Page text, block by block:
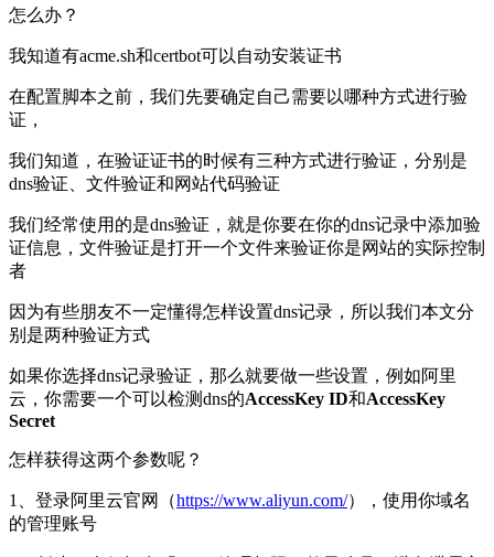
怎么办？
我知道有acme.sh和certbot可以自动安装证书
在配置脚本之前，我们先要确定自己需要以哪种方式进行验
证，
我们知道，在验证证书的时候有三种方式进行验证，分别是
dns验证、文件验证和网站代码验证
我们经常使用的是dns验证，就是你要在你的dns记录中添加验
证信息，文件验证是打开一个文件来验证你是网站的实际控制
者
因为有些朋友不一定懂得怎样设置dns记录，所以我们本文分
别是两种验证方式
如果你选择dns记录验证，那么就要做一些设置，例如阿里
云，你需要一个可以检测dns的AccessKey ID和AccessKey
Secret
怎样获得这两个参数呢？
1、登录阿里云官网（https://www.aliyun.com/），使用你域名
的管理账号